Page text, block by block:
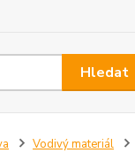
Hledat
Vodivý materiál